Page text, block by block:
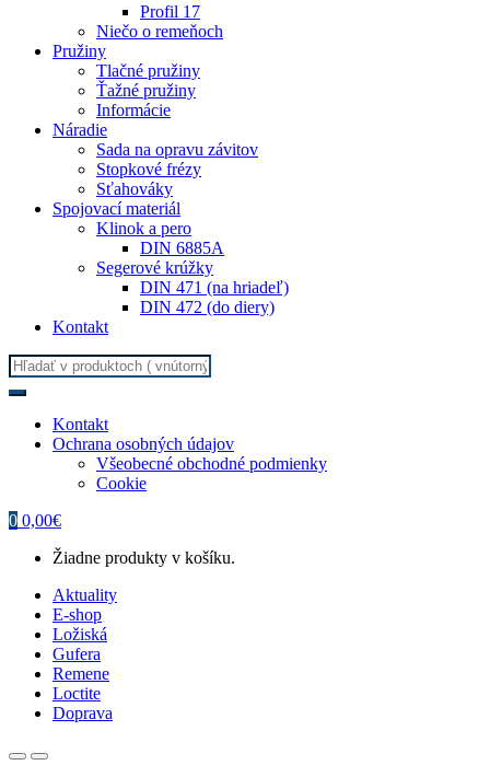
Profil 17
Niečo o remeňoch
Pružiny
Tlačné pružiny
Ťažné pružiny
Informácie
Náradie
Sada na opravu závitov
Stopkové frézy
Sťahováky
Spojovací materiál
Klinok a pero
DIN 6885A
Segerové krúžky
DIN 471 (na hriadeľ)
DIN 472 (do diery)
Kontakt
Search
for:
Kontakt
Ochrana osobných údajov
Všeobecné obchodné podmienky
Cookie
0 0,00€
Žiadne produkty v košíku.
Aktuality
E-shop
Ložiská
Gufera
Remene
Loctite
Doprava